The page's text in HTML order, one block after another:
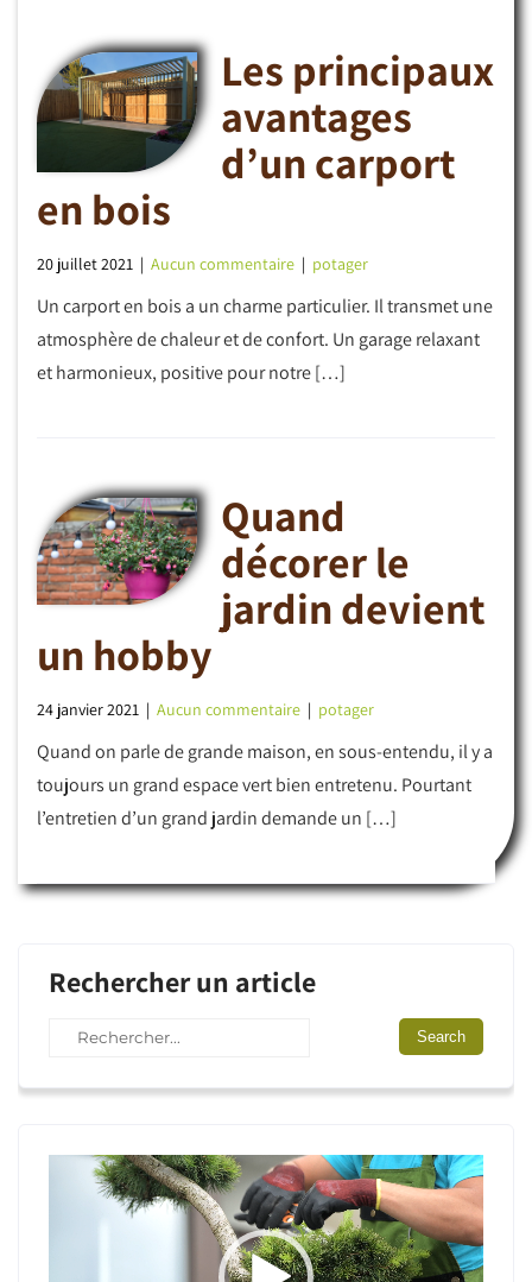
Les principaux
avantages
d’un carport
en bois
20 juillet 2021 | Aucun commentaire | potager
Un carport en bois a un charme particulier. Il transmet une
atmosphère de chaleur et de confort. Un garage relaxant
et harmonieux, positive pour notre […]
Quand
décorer le
jardin devient
un hobby
24 janvier 2021 | Aucun commentaire | potager
Quand on parle de grande maison, en sous-entendu, il y a
toujours un grand espace vert bien entretenu. Pourtant
l’entretien d’un grand jardin demande un […]
Rechercher un article
Lecteur